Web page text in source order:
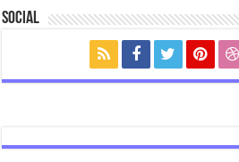
Social